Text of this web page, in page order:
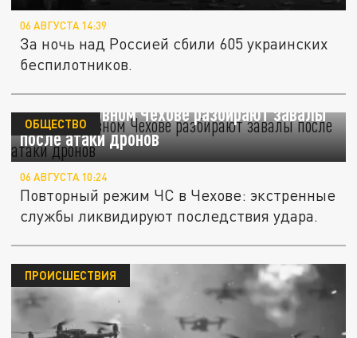
06 АВГУСТА 14:39
За ночь над Россией сбили 605 украинских
беспилотников.
В подмосковном Чехове разбирают завалы
после атаки дронов
ОБЩЕСТВО
06 АВГУСТА 10:24
Повторный режим ЧС в Чехове: экстренные
службы ликвидируют последствия удара.
ПРОИСШЕСТВИЯ